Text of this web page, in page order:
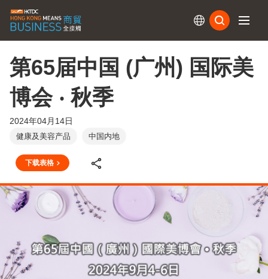
第65届中国 (广州) 国际美
博会 ‧ 秋季
2024年04月14日
健康及美容产品 中国内地
下载表格